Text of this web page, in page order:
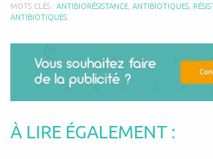
MOTS CLÉS : ANTIBIORÉSISTANCE ANTIBIOTIQUES
ANTIBIOTIQUES
À LIRE ÉGALEMENT :